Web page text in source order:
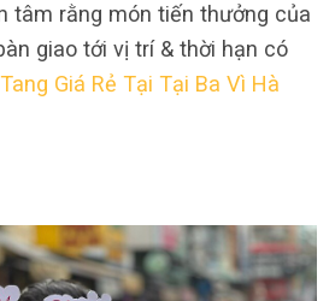
tâm rằng món tiến thưởng của
giao tới vị trí & thời hạn có
Giá Rẻ Tại Tại Ba Vì Hà